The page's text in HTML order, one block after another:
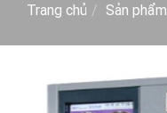
Trang chủ Sản phẩm